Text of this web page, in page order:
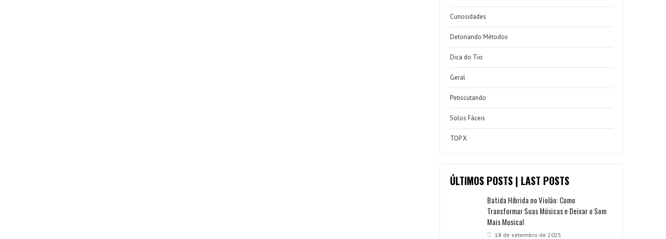
Curiosidades
Detonando Métodos
Dica do Tio
Geral
Petiscutando
Solos Fáceis
TOP X
ÚLTIMOS POSTS | LAST POSTS
Batida Híbrida no Violão: Como
Transformar Suas Músicas e Deixar o Som
Mais Musical
18 de setembro de 2025